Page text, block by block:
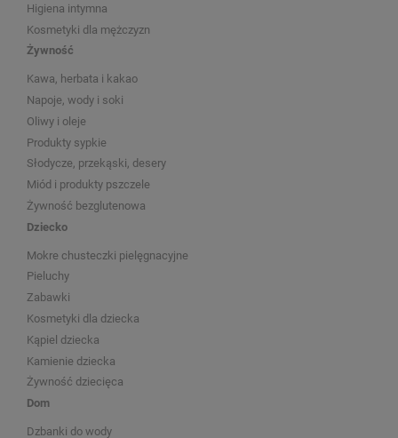
Higiena intymna
Kosmetyki dla mężczyzn
Żywność
Kawa, herbata i kakao
Napoje, wody i soki
Oliwy i oleje
Produkty sypkie
Słodycze, przekąski, desery
Miód i produkty pszczele
Żywność bezglutenowa
Dziecko
Mokre chusteczki pielęgnacyjne
Pieluchy
Zabawki
Kosmetyki dla dziecka
Kąpiel dziecka
Kamienie dziecka
Żywność dziecięca
Dom
Dzbanki do wody